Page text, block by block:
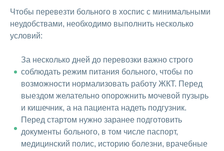
Чтобы перевезти больного в хоспис с минимальными
неудобствами, необходимо выполнить несколько
условий:
За несколько дней до перевозки важно строго
соблюдать режим питания больного, чтобы по
возможности нормализовать работу ЖКТ. Перед
выездом желательно опорожнить мочевой пузырь
и кишечник, а на пациента надеть подгузник.
Перед стартом нужно заранее подготовить
документы больного, в том числе паспорт,
медицинский полис, историю болезни, врачебные